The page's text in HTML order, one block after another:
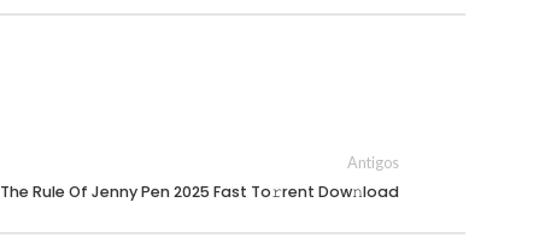
Antigos
The Rule Of Jenny Pen 2025 Fast To𝚛rent Dow𝚗load